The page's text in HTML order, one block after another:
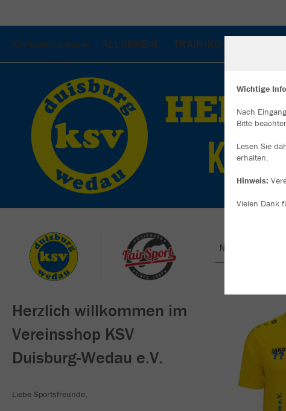
KSV Duisburg-Wedau ALLGEMEIN TRAINING
Herzlich willkommen im
Vereinsshop KSV
Duisburg-Wedau e.V.
Liebe Sportsfreunde,
Nachhaltig
Wichtige
Nach
Bitte
Lesen Sie
erhalten.
Hinweis:
Vielen Dank
Wir
Durch